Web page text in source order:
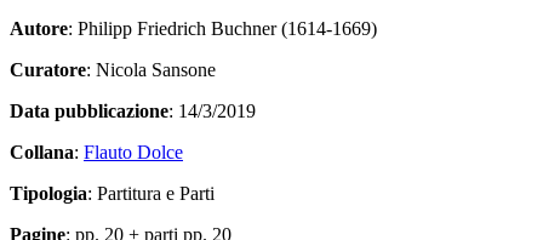
Autore: Philipp Friedrich Buchner (1614-1669)
Curatore: Nicola Sansone
Data pubblicazione: 14/3/2019
Collana: Flauto Dolce
Tipologia: Partitura e Parti
Pagine: pp. 20 + parti pp. 20